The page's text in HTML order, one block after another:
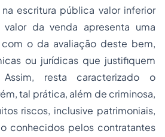
escritura pública valor inferior
da venda apresenta uma
o da avaliação deste bem,
ou jurídicas que justifiquem
resta caracterizado o
tal prática, além de criminosa,
riscos, inclusive patrimoniais,
conhecidos pelos contratantes